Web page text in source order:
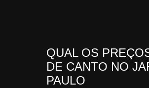
QUAL OS
DE CANTO NO
PAULO